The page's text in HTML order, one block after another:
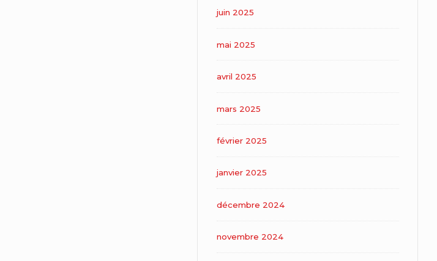
juin 2025
mai 2025
avril 2025
mars 2025
février 2025
janvier 2025
décembre 2024
novembre 2024